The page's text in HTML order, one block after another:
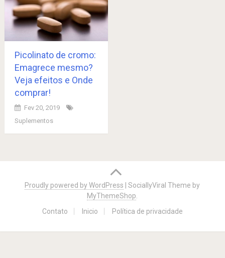
Picolinato de cromo:
Emagrece mesmo?
Veja efeitos e Onde
comprar!
Fev 20, 2019
Suplementos
navigation
Proudly powered by WordPress |SociallyViral Theme by
MyThemeShop
Contato
Inicio Política de privacidade